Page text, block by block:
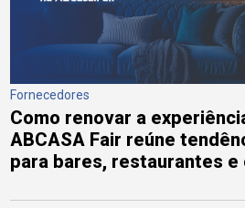
Fornecedores
Como renovar a
ABCASA Fair reúne
para bares, restaurantes